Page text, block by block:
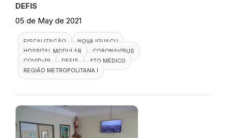
DEFIS
05 de May de 2021
FISCALIZAÇÃO
NOVA IGUAÇU
HOSPITAL MODULAR
CORONAVÍRUS
COVID-19
DEFIS
ATO MÉDICO
REGIÃO METROPOLITANA I